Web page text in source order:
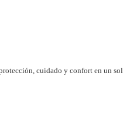
cuidado y confort en un